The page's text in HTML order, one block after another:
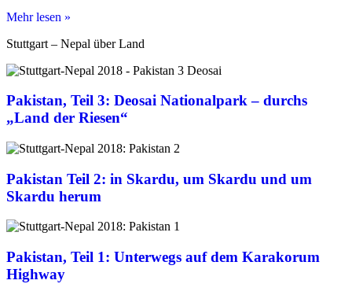
Mehr lesen »
Unterkunft
oder
„gut
Glück“
Stuttgart – Nepal über Land
Pakistan, Teil 3: Deosai Nationalpark – durchs
„Land der Riesen“
Pakistan Teil 2: in Skardu, um Skardu und um
Skardu herum
Pakistan, Teil 1: Unterwegs auf dem Karakorum
Highway